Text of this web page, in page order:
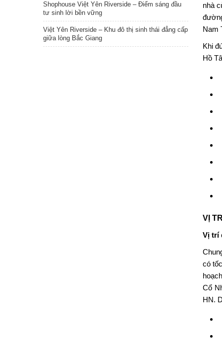
nhà
Nam
Khi
Hồ
VỊ
Vị trí
có
Cổ
HN.
Shophouse Việt Yên Riverside – Điểm sáng đầu
tư sinh lời bền vững
Việt Yên Riverside – Khu đô thị sinh thái đẳng cấp
giữa lòng Bắc Giang